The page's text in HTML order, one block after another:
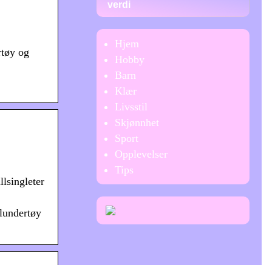
og
verdi
Hjem
Hobby
Barn
Klær
Livsstil
Skjønnhet
Sport
Opplevelser
Tips